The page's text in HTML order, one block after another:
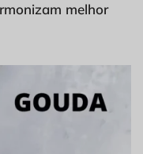
melhor